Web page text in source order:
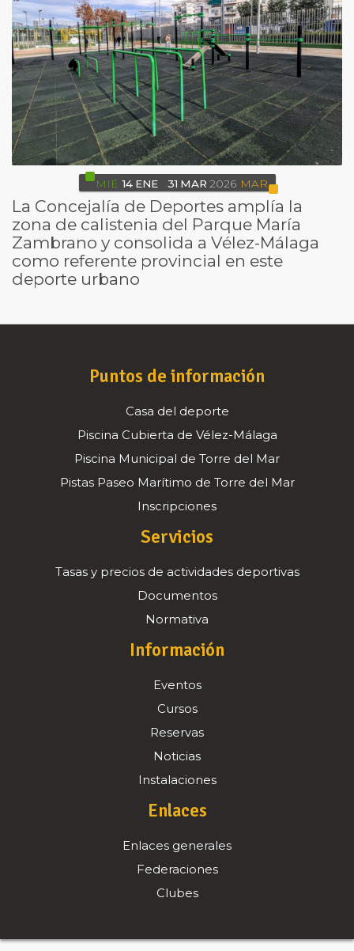
MIÉ 14 ENE 31 MAR 2026 MAR
La Concejalía de Deportes amplía la
zona de calistenia del Parque María
Zambrano y consolida a Vélez-Málaga
como referente provincial en este
deporte urbano
Puntos de información
Casa del deporte
Piscina Cubierta de Vélez-Málaga
Piscina Municipal de Torre del Mar
Pistas Paseo Marítimo de Torre del Mar
Inscripciones
Servicios
Tasas y precios de actividades deportivas
Documentos
Normativa
Información
Eventos
Cursos
Reservas
Noticias
Instalaciones
Enlaces
Enlaces generales
Federaciones
Clubes